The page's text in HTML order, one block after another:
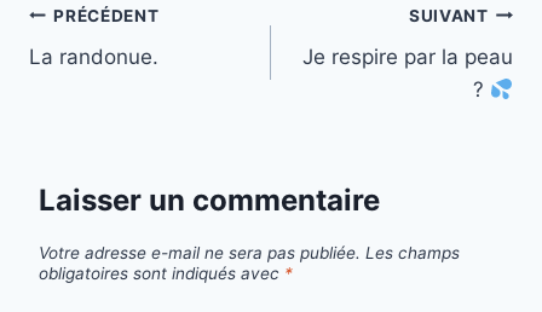
Navigation
de
PRÉCÉDENT
La randonue.
SUIVANT
Je respire par la peau
?
Laisser un commentaire
Votre adresse e-mail ne sera pas publiée. Les champs
obligatoires sont indiqués avec *